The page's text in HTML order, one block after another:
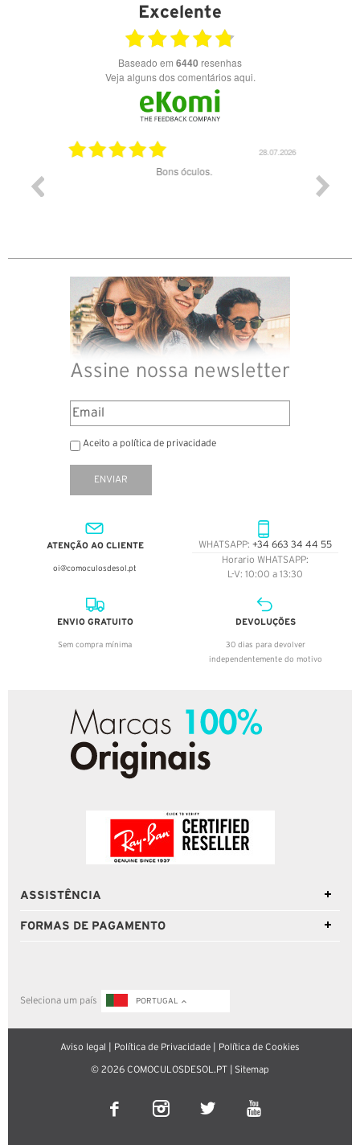
Excelente
Baseado em 6440 resenhas
Veja alguns dos comentários aqui.
28.07.2026
Bons óculos.
Assine nossa newsletter
Aceito a política de privacidade
ENVIAR
ATENÇÃO AO CLIENTE
oi@comoculosdesol.pt
WHATSAPP: +34 663 34 44 55
Horario WHATSAPP:
L-V: 10:00 a 13:30
ENVIO GRATUITO
Sem compra mínima
DEVOLUÇÕES
30 dias para devolver
independentemente do motivo
ASSISTÊNCIA
FORMAS DE PAGAMENTO
Seleciona um país PORTUGAL
Aviso legal Política de Privacidade Política de Cookies
© 2026 COMOCULOSDESOL.PT | Sitemap